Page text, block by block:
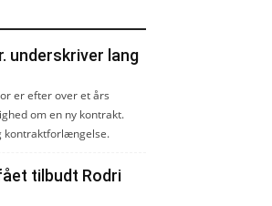
underskriver lang
er efter over et års
om en ny kontrakt.
kontraktforlængelse.
tilbudt Rodri